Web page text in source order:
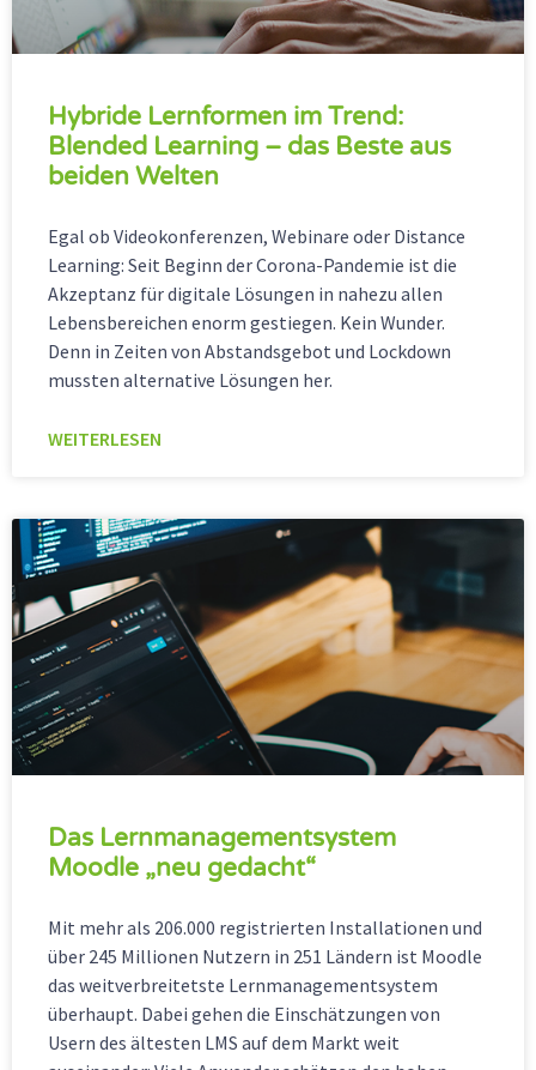
Hybride Lernformen im Trend:
Blended Learning – das Beste aus
beiden Welten
Egal ob Videokonferenzen, Webinare oder Distance
Learning: Seit Beginn der Corona-Pandemie ist die
Akzeptanz für digitale Lösungen in nahezu allen
Lebensbereichen enorm gestiegen. Kein Wunder.
Denn in Zeiten von Abstandsgebot und Lockdown
mussten alternative Lösungen her.
WEITERLESEN
Das Lernmanagementsystem
Moodle „neu gedacht“
Mit mehr als 206.000 registrierten Installationen und
über 245 Millionen Nutzern in 251 Ländern ist Moodle
das weitverbreitetste Lernmanagementsystem
überhaupt. Dabei gehen die Einschätzungen von
Usern des ältesten LMS auf dem Markt weit